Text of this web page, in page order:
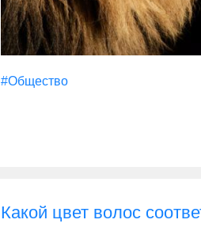
#Общество
Какой цвет волос